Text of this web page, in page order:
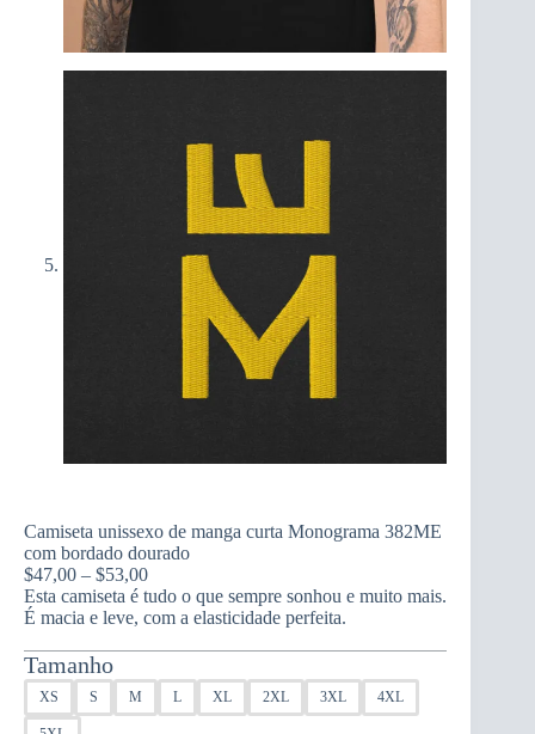
Camiseta unissexo de manga curta Monograma 382ME
com bordado dourado
$47,00 – $53,00Price
range:
$47,00
Esta camiseta é tudo o que sempre sonhou e muito mais.
É macia e leve, com a elasticidade perfeita.
Tamanho
XS S M L XL 2XL 3XL 4XL